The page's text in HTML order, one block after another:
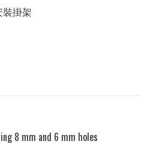
裝掛架
8 mm and 6 mm holes